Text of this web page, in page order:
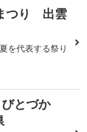
つり 出雲
を代表する祭り
とづか